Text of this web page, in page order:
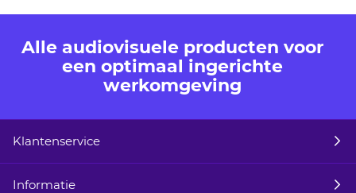
Alle audiovisuele producten voor
een optimaal ingerichte
werkomgeving
Klantenservice
Informatie